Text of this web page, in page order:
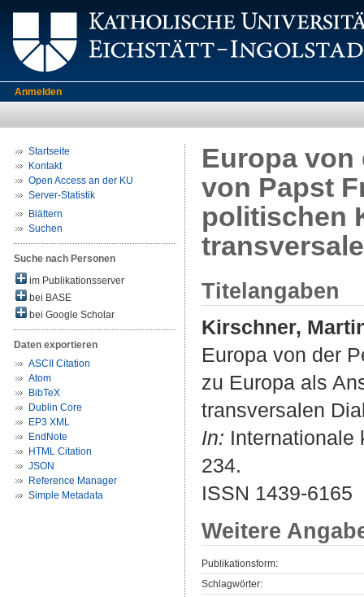
Anmelden
Startseite
Kontakt
Open Access an der KU
Server-Statistik
Blättern
Suchen
Suche nach Personen
im Publikationsserver
bei BASE
bei Google Scholar
Daten exportieren
ASCII Citation
Atom
BibTeX
Dublin Core
EP3 XML
EndNote
HTML Citation
JSON
Reference Manager
Simple Metadata
Europa von
von Papst
politischen
Titelangaben
Kirschner,
Europa von der
zu Europa als
transversalen
In: Internationale
234.
ISSN 1439-6165
Weitere
Publikationsform:
Schlagwörter: